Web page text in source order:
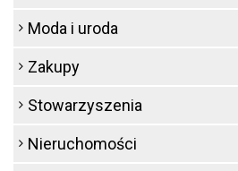
Moda i uroda
Zakupy
Stowarzyszenia
Nieruchomości